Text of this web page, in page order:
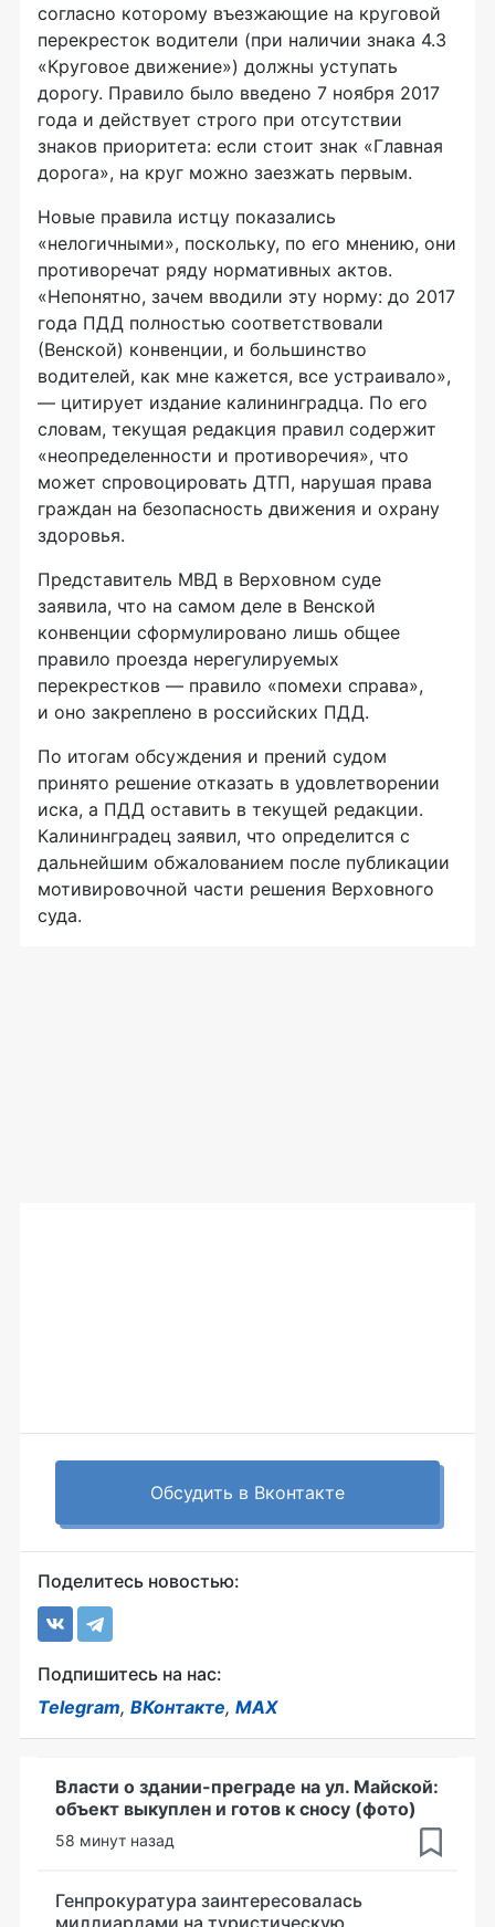
согласно которому въезжающие на круговой
перекресток водители (при наличии знака 4.3
«Круговое движение») должны уступать
дорогу. Правило было введено 7 ноября 2017
года и действует строго при отсутствии
знаков приоритета: если стоит знак «Главная
дорога», на круг можно заезжать первым.
Новые правила истцу показались
«нелогичными», поскольку, по его мнению, они
противоречат ряду нормативных актов.
«Непонятно, зачем вводили эту норму: до 2017
года ПДД полностью соответствовали
(Венской) конвенции, и большинство
водителей, как мне кажется, все устраивало»,
— цитирует издание калининградца. По его
словам, текущая редакция правил содержит
«неопределенности и противоречия», что
может спровоцировать ДТП, нарушая права
граждан на безопасность движения и охрану
здоровья.
Представитель МВД в Верховном суде
заявила, что на самом деле в Венской
конвенции сформулировано лишь общее
правило проезда нерегулируемых
перекрестков — правило «помехи справа»,
и оно закреплено в российских ПДД.
По итогам обсуждения и прений судом
принято решение отказать в удовлетворении
иска, а ПДД оставить в текущей редакции.
Калининградец заявил, что определится с
дальнейшим обжалованием после публикации
мотивировочной части решения Верховного
суда.
Обсудить в Вконтакте
Поделитесь новостью:
Подпишитесь на нас:
Telegram, ВКонтакте, MAX
Власти о здании-преграде на ул. Майской:
объект выкуплен и готов к сносу (фото)
58 минут назад
Генпрокуратура заинтересовалась
миллиардами на туристическую